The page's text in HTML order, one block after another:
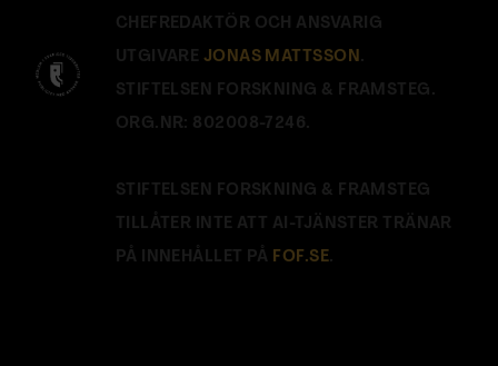
CHEFREDAKTÖR OCH ANSVARIG
UTGIVARE JONAS MATTSSON .
STIFTELSEN FORSKNING & FRAMSTEG.
ORG.NR: 802008-7246.
STIFTELSEN FORSKNING & FRAMSTEG
TILLÅTER INTE ATT AI-TJÄNSTER TRÄNAR
PÅ INNEHÅLLET PÅ FOF.SE.